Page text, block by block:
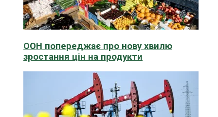
ООН попереджає про нову хвилю
зростання цін на продукти